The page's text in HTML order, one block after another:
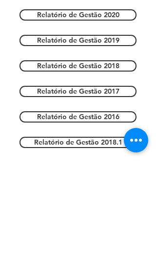
Relatório de Gestão 2020
Relatório de Gestão 2019
Relatório de Gestão 2018
Relatório de Gestão 2017
Relatório de Gestão 2016
Relatório de Gestão 2018.1